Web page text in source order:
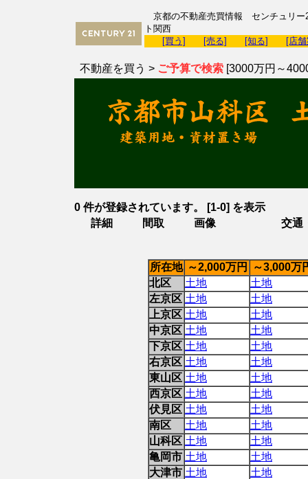
京都の不動産売買情報 センチュリー
ト関西
[買う]
[売る] [知る] [店
不動産を買う > ご予算で検索 [3000万円～
0 件が登録されています。 [1-0] を表示
詳細
間取 画像 交通
所在地 ～2,000万円
～3,000万
北区
土地
土地
左京区 土地
土地
上京区 土地
土地
中京区 土地
土地
下京区 土地
土地
右京区 土地
土地
東山区 土地
土地
西京区 土地
土地
伏見区 土地
土地
南区
土地
土地
山科区 土地
土地
亀岡市 土地
土地
大津市 土地
土地